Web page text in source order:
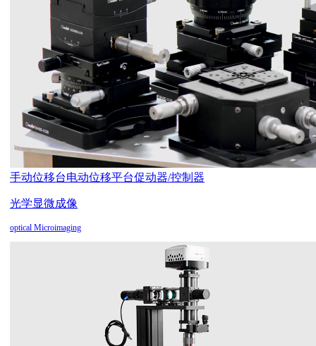
手动位移台电动位移平台促动器/控制器
光学显微成像
optical Microimaging